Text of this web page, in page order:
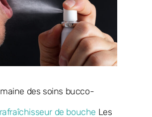
des soins bucco-
rafraîchisseur de bouche Les